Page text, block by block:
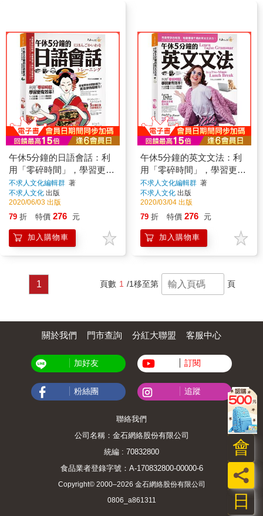
午休5分鐘的日語會話：利
用「零碎時間」，學習更有
效率！(免費附贈虛擬點讀
筆APP＋1CD)
不求人文化編輯群 著
不求人文化 出版
2020/06/03 出版
79 折 特價 276 元
加入購物車
午休5分鐘的英文文法：利
用「零碎時間」，學習更有
效率！(免費附贈虛擬點讀
筆APP)
不求人文化編輯群 著
不求人文化 出版
2020/03/04 出版
79 折 特價 276 元
加入購物車
1 頁數 1 /1移至第 頁
日
員
會
關於我們 門市查詢 分紅大聯盟 客服中心
加好友 訂閱
粉絲團 追蹤
聯絡我們
公司名稱：金石網絡股份有限公司
統編 : 70832800
食品業者登錄字號：A-170832800-00000-6
Copyright© 2000–2026 金石網絡股份有限公司
0806_a861311